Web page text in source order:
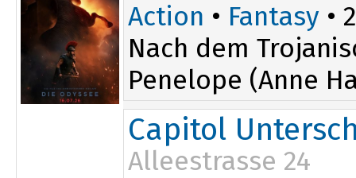
Action • Fantasy •
Nach dem
Penelope (Anne
Capitol
Alleestrasse 24